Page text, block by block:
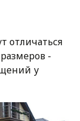
отличаться
-
у